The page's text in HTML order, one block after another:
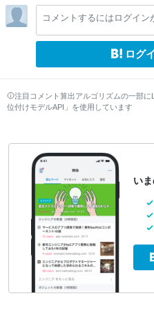
lo
w
lo
w
lo
w
コメントするにはログイン
ログ
注目コメント算出アルゴリズムの一部
位付けモデルAPI」を使用しています
い